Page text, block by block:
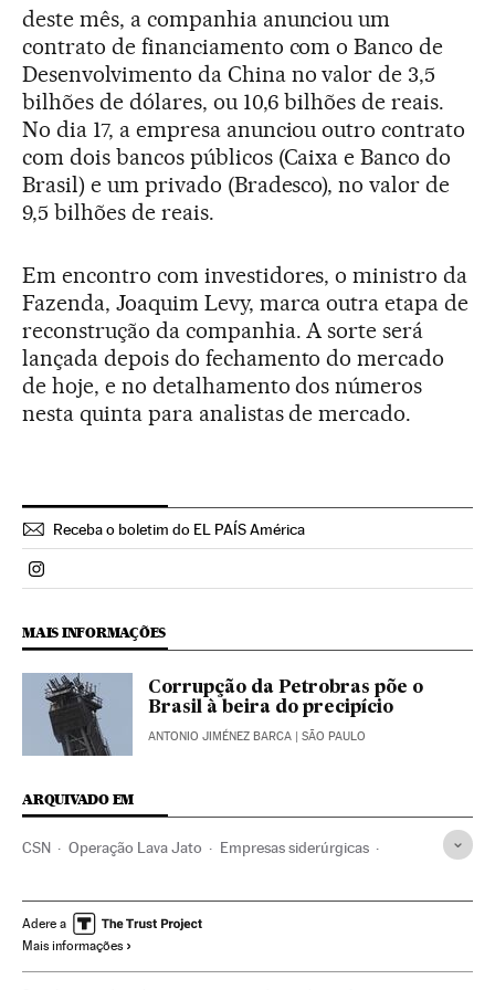
deste mês, a companhia anunciou um
contrato de financiamento com o Banco de
Desenvolvimento da China no valor de 3,5
bilhões de dólares, ou 10,6 bilhões de reais.
No dia 17, a empresa anunciou outro contrato
com dois bancos públicos (Caixa e Banco do
Brasil) e um privado (Bradesco), no valor de
9,5 bilhões de reais.
Em encontro com investidores, o ministro da
Fazenda, Joaquim Levy, marca outra etapa de
reconstrução da companhia. A sorte será
lançada depois do fechamento do mercado
de hoje, e no detalhamento dos números
nesta quinta para analistas de mercado.
Receba o boletim do EL PAÍS América
Politica El País Brasil en Instagram
MAIS INFORMAÇÕES
Corrupção da Petrobras põe o
Brasil à beira do precipício
ANTONIO JIMÉNEZ BARCA | SÃO PAULO
ARQUIVADO EM
CSN Operação Lava Jato Empresas siderúrgicas
Lavagem dinheiro Financiamento ilegal
Adere a
Mais informações